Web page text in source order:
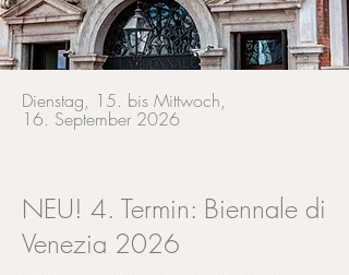
Dienstag, 15. bis Mittwoch,
16. September 2026
NEU! 4. Termin: Biennale di
Venezia 2026